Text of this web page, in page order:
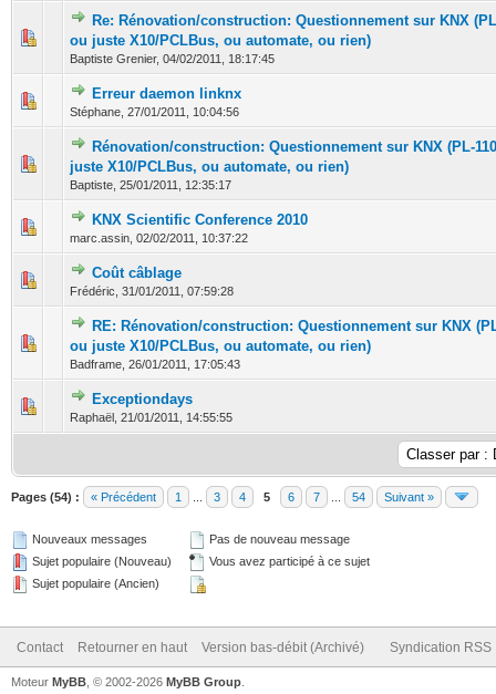
Re: Rénovation/construction: Questionnement sur KNX
ou juste X10/PCLBus, ou automate, ou rien)
Baptiste Grenier, 04/02/2011, 18:17:45
0 Votes - 0 sur 5 en moyenne
12 345
Erreur daemon linknx
Stéphane, 27/01/2011, 10:04:56
0 Votes - 0 sur 5 en moyenne
12
Rénovation/construction: Questionnement sur KNX (PL-
juste X10/PCLBus, ou automate, ou rien)
Baptiste, 25/01/2011, 12:35:17
0 Votes - 0 sur 5 en moyenne
12345
KNX Scientific Conference 2010
marc.assin, 02/02/2011, 10:37:22
0 Votes - 0 sur 5 en moyenne
12345
Coût câblage
Frédéric, 31/01/2011, 07:59:28
0 Votes - 0 sur 5 en moyenne
RE: Rénovation/construction: Questionnement sur KNX
ou juste X10/PCLBus, ou automate, ou rien)
Badframe, 26/01/2011, 17:05:43
0 Votes - 0 sur 5 en moyenne
12 345
Exceptiondays
Raphaël, 21/01/2011, 14:55:55
0 Votes - 0 sur 5 en moyenne
Pages (54) : « Précédent 1 3 4 5 6 7 54 Suivant »
Nouveaux messages
Sujet populaire (Nouveau)
Sujet populaire (Ancien)
Pas de nouveau message
Vous avez participé à ce sujet
Contact Retourner en haut Version bas-débit (Archivé) Syndication RSS
Moteur MyBB , © 2002-2026 MyBB Group